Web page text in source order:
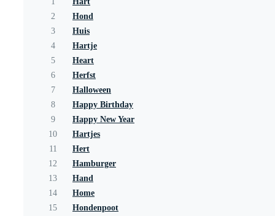
2
Hond
3
Huis
4
Hartje
5
Heart
6
Herfst
7
Halloween
8
Happy Birthday
9
Happy New Year
10
Hartjes
11
Hert
12
Hamburger
13
Hand
14
Home
15
Hondenpoot